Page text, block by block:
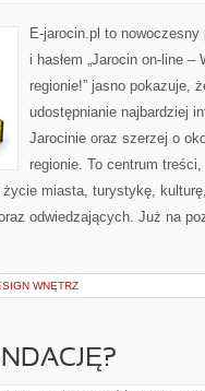
E-jarocin.pl to
i hasłem „Jarocin on-line
regionie!” jasno pokazuje,
udostępnianie najbardziej
Jarocinie oraz szerzej o
regionie. To centrum
miasta, turystykę,
odwiedzających. Już na
WNĘTRZ